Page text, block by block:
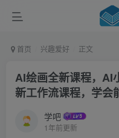
首页 兴趣爱好 正文
AI绘画全新课程，AI
新工作流课程，学会
学吧
1年前更新